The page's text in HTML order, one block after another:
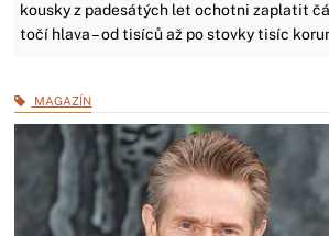
kousky z padesátých let ochotni zaplatit
točí hlava – od tisíců až po stovky tisíc
MAGAZÍN